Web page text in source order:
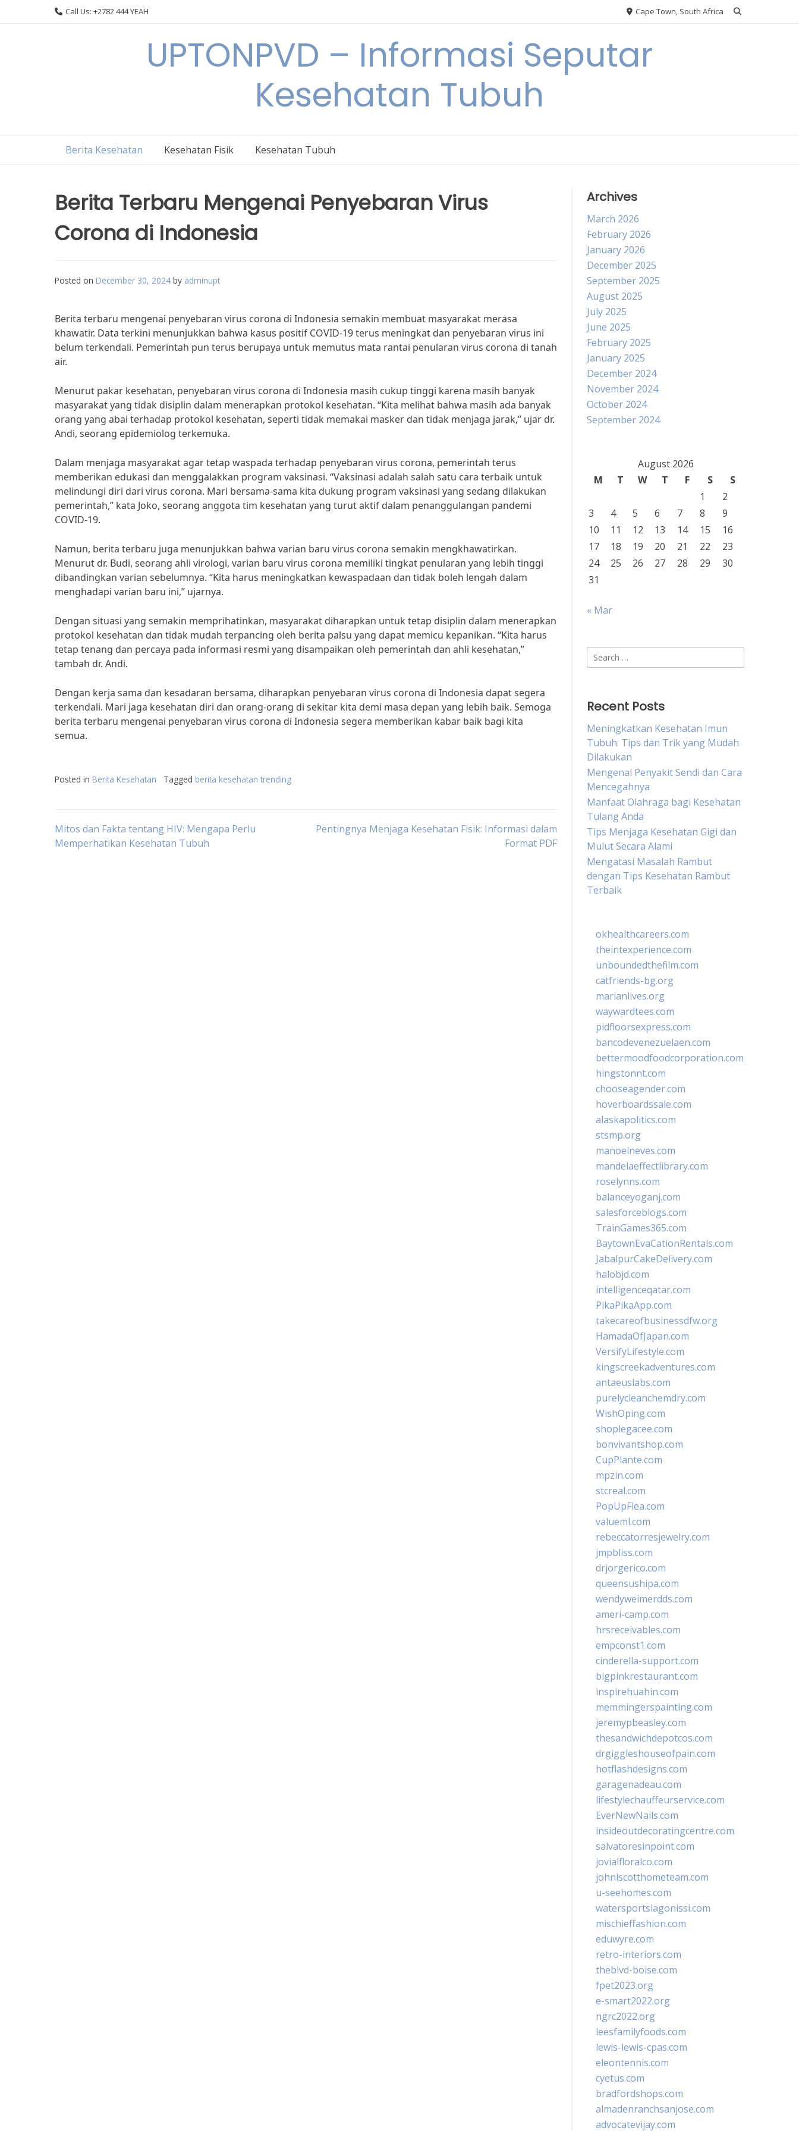
Call Us: +2782 444 YEAH Cape Town, South Africa
UPTONPVD – Informasi Seputar
Kesehatan Tubuh
Berita Kesehatan Kesehatan Fisik Kesehatan Tubuh
Berita Terbaru Mengenai Penyebaran Virus
Corona di Indonesia
Posted on December 30, 2024 by adminupt
Berita terbaru mengenai penyebaran virus corona di Indonesia semakin membuat masyarakat merasa
khawatir. Data terkini menunjukkan bahwa kasus positif COVID-19 terus meningkat dan penyebaran virus ini
belum terkendali. Pemerintah pun terus berupaya untuk memutus mata rantai penularan virus corona di tanah
air.
Menurut pakar kesehatan, penyebaran virus corona di Indonesia masih cukup tinggi karena masih banyak
masyarakat yang tidak disiplin dalam menerapkan protokol kesehatan. “Kita melihat bahwa masih ada banyak
orang yang abai terhadap protokol kesehatan, seperti tidak memakai masker dan tidak menjaga jarak,” ujar dr.
Andi, seorang epidemiolog terkemuka.
Dalam menjaga masyarakat agar tetap waspada terhadap penyebaran virus corona, pemerintah terus
memberikan edukasi dan menggalakkan program vaksinasi. “Vaksinasi adalah salah satu cara terbaik untuk
melindungi diri dari virus corona. Mari bersama-sama kita dukung program vaksinasi yang sedang dilakukan
pemerintah,” kata Joko, seorang anggota tim kesehatan yang turut aktif dalam penanggulangan pandemi
COVID-19.
Namun, berita terbaru juga menunjukkan bahwa varian baru virus corona semakin mengkhawatirkan.
Menurut dr. Budi, seorang ahli virologi, varian baru virus corona memiliki tingkat penularan yang lebih tinggi
dibandingkan varian sebelumnya. “Kita harus meningkatkan kewaspadaan dan tidak boleh lengah dalam
menghadapi varian baru ini,” ujarnya.
Dengan situasi yang semakin memprihatinkan, masyarakat diharapkan untuk tetap disiplin dalam menerapkan
protokol kesehatan dan tidak mudah terpancing oleh berita palsu yang dapat memicu kepanikan. “Kita harus
tetap tenang dan percaya pada informasi resmi yang disampaikan oleh pemerintah dan ahli kesehatan,”
tambah dr. Andi.
Dengan kerja sama dan kesadaran bersama, diharapkan penyebaran virus corona di Indonesia dapat segera
terkendali. Mari jaga kesehatan diri dan orang-orang di sekitar kita demi masa depan yang lebih baik. Semoga
berita terbaru mengenai penyebaran virus corona di Indonesia segera memberikan kabar baik bagi kita
semua.
Posted in Berita Kesehatan Tagged berita kesehatan trending
Post
Mitos dan Fakta tentang HIV: Mengapa Perlu
Memperhatikan Kesehatan Tubuh
Pentingnya Menjaga Kesehatan Fisik: Informasi dalam
Format PDF
Archives
March 2026
February 2026
January 2026
December 2025
September 2025
August 2025
July 2025
June 2025
February 2025
January 2025
December 2024
November 2024
October 2024
September 2024
August 2026
M
T W T F S
S
1
2
3
4 5 6 7 8
9
10
11 12 13 14 15
16
17
18 19 20 21 22
23
24
25 26 27 28 29
30
31
« Mar
Search
for:
Recent Posts
Meningkatkan Kesehatan Imun
Tubuh: Tips dan Trik yang Mudah
Dilakukan
Mengenal Penyakit Sendi dan Cara
Mencegahnya
Manfaat Olahraga bagi Kesehatan
Tulang Anda
Tips Menjaga Kesehatan Gigi dan
Mulut Secara Alami
Mengatasi Masalah Rambut
dengan Tips Kesehatan Rambut
Terbaik
okhealthcareers.com
theintexperience.com
unboundedthefilm.com
catfriends-bg.org
marianlives.org
waywardtees.com
pidfloorsexpress.com
bancodevenezuelaen.com
bettermoodfoodcorporation.com
hingstonnt.com
chooseagender.com
hoverboardssale.com
alaskapolitics.com
stsmp.org
manoelneves.com
mandelaeffectlibrary.com
roselynns.com
balanceyoganj.com
salesforceblogs.com
TrainGames365.com
BaytownEvaCationRentals.com
JabalpurCakeDelivery.com
halobjd.com
intelligenceqatar.com
PikaPikaApp.com
takecareofbusinessdfw.org
HamadaOfJapan.com
VersifyLifestyle.com
kingscreekadventures.com
antaeuslabs.com
purelycleanchemdry.com
WishOping.com
shoplegacee.com
bonvivantshop.com
CupPlante.com
mpzin.com
stcreal.com
PopUpFlea.com
valueml.com
rebeccatorresjewelry.com
jmpbliss.com
drjorgerico.com
queensushipa.com
wendyweimerdds.com
ameri-camp.com
hrsreceivables.com
empconst1.com
cinderella-support.com
bigpinkrestaurant.com
inspirehuahin.com
memmingerspainting.com
jeremypbeasley.com
thesandwichdepotcos.com
drgiggleshouseofpain.com
hotflashdesigns.com
garagenadeau.com
lifestylechauffeurservice.com
EverNewNails.com
insideoutdecoratingcentre.com
salvatoresinpoint.com
jovialfloralco.com
johnlscotthometeam.com
u-seehomes.com
watersportslagonissi.com
mischieffashion.com
eduwyre.com
retro-interiors.com
theblvd-boise.com
fpet2023.org
e-smart2022.org
ngrc2022.org
leesfamilyfoods.com
lewis-lewis-cpas.com
eleontennis.com
cyetus.com
bradfordshops.com
almadenranchsanjose.com
advocatevijay.com